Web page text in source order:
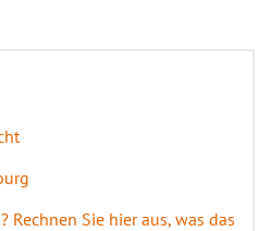
Rechnen Sie hier aus, was das